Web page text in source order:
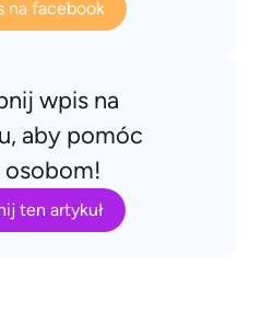
na facebook
wpis na
aby pomóc
osobom!
ten artykuł